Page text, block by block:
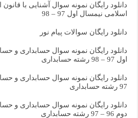
دانلود رایگان نمونه سوال آشنایی با
اسلامی نیمسال اول 97 – 98
دانلود رایگان سوالات پیام نور
دانلود رایگان نمونه سوال حسابداری و
اول 97 – 98 رشته حسابداری
دانلود رایگان نمونه سوال حسابداری و
97 رشته حسابداری
دانلود رایگان نمونه سوال حسابداری و
دوم 96 – 97 رشته حسابداری